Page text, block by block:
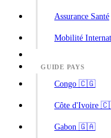
Assurance Santé
Mobilité
GUIDE PAYS
Congo 🇨🇬
Côte d'Ivoire
Gabon 🇬🇦